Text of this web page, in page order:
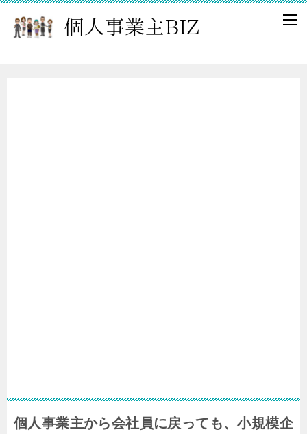
個人事業主から会社員に戻っても、小規模企